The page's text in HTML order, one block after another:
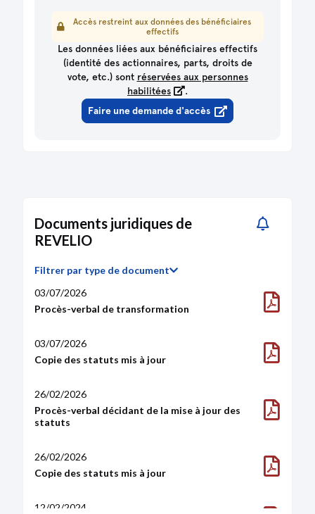
Rentabilité sur fonds propres (%)
Rentabilité économique (%)
Valeur ajoutée (€)
Valeur ajoutée / CA (%)
Structure d'activité
Salaires / CA (%)
Accès restreint aux données des bénéficiaires
effectifs
Les données liées aux bénéficiaires effectifs
(identité des actionnaires, parts, droits de
vote, etc.) sont réservées aux personnes
habilitées
.
Faire une demande d'accès
Documents juridiques de
REVELIO
Filtrer par type de document
Procès-verbal de transformation
03/07/2026
Copie des statuts mis à jour
03/07/2026
Procès-verbal décidant de la mise à jour des
statuts
26/02/2026
Copie des statuts mis à jour
26/02/2026
12/02/2024